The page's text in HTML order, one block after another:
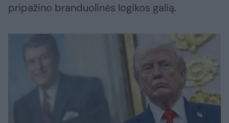
pripažino branduolinės logikos galią.